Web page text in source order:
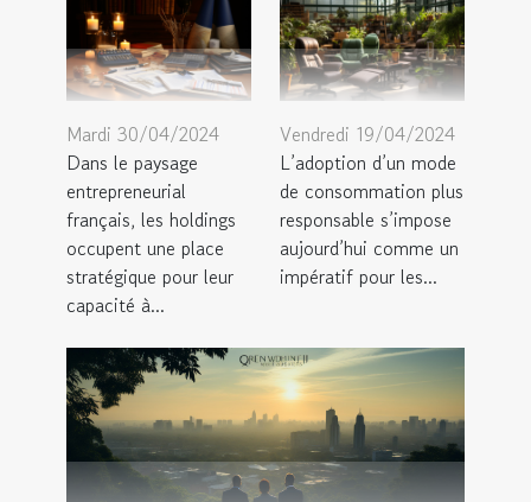
Mardi 30/04/2024
Dans le paysage
entrepreneurial
français, les holdings
occupent une place
stratégique pour leur
capacité à...
Vendredi 19/04/2024
L’adoption d’un mode
de consommation plus
responsable s’impose
aujourd’hui comme un
impératif pour les...